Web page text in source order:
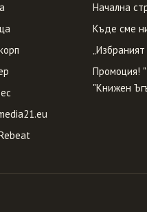
Начална
Къде сме
Промоция!
"Книжен